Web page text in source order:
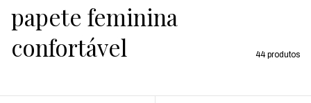
papete feminina
confortável
44 produtos